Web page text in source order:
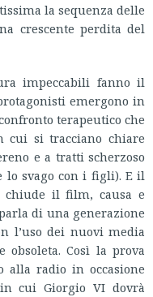
la sequenza delle
crescente perdita del
impeccabili fanno il
emergono in
terapeutico che
si tracciano chiare
e a tratti scherzoso
lo svago con i figli). E il
chiude il film, causa e
di una generazione
l’uso dei nuovi media
Così la prova
alla radio in occasione
cui Giorgio VI dovrà